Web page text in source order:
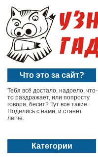
Что это за сайт?
Тебя всё достало, надоело, что-
то раздражает, или попросту
говоря, бесит? Тут все такие.
Поделись с нами, и станет
легче.
Категории